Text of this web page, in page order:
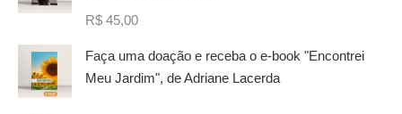
R$ 45,00
Faça uma doação e receba o e-book "Encontrei
Meu Jardim", de Adriane Lacerda